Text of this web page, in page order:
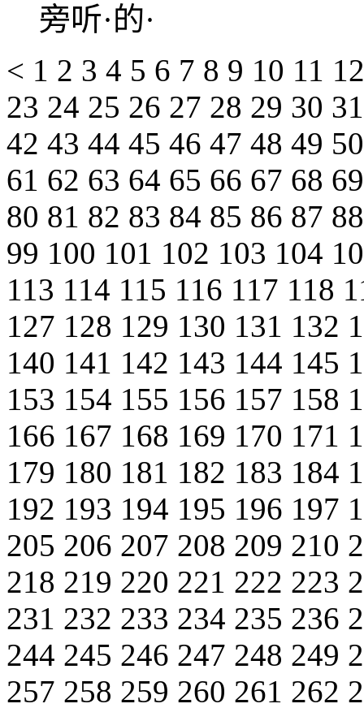
旁听·的·
< 1 2 3 4 5 6 7 8 9 10 11
23 24 25 26 27 28 29 30
42 43 44 45 46 47 48 49
61 62 63 64 65 66 67 68
80 81 82 83 84 85 86 87
99 100 101 102 103 104
113 114 115 116 117 118
127 128 129 130 131 132
140 141 142 143 144 145
153 154 155 156 157 158
166 167 168 169 170 171
179 180 181 182 183 184
192 193 194 195 196 197
205 206 207 208 209 210
218 219 220 221 222 223
231 232 233 234 235 236
244 245 246 247 248 249
257 258 259 260 261 262